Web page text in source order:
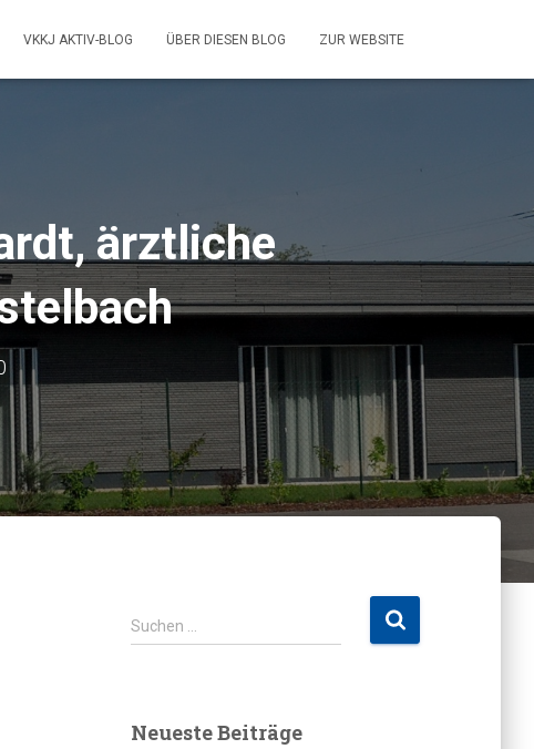
VKKJ AKTIV-BLOG ÜBER DIESEN BLOG ZUR WEBSITE
ärztliche
S
u
n
Suchen …
Neueste Beiträge